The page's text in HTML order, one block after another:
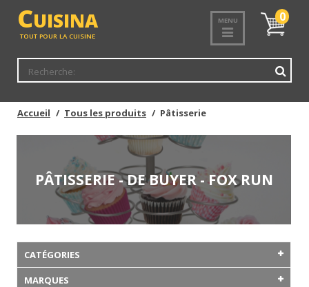
CUISINA
TOUT POUR LA CUISINE
MENU
Mon
panier
0
Accueil Tous les produits Pâtisserie
PÂTISSERIE - DE BUYER - FOX RUN
CATÉGORIES
MARQUES